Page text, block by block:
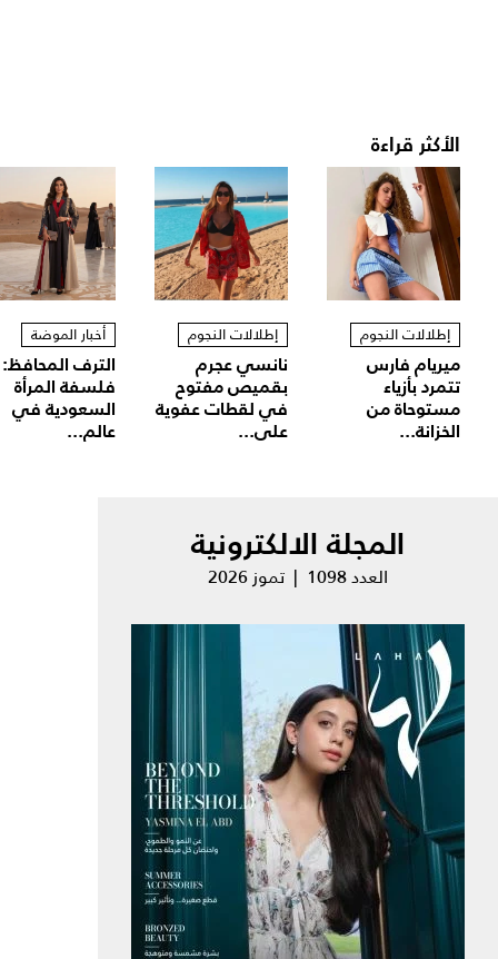
الأكثر قراءة
إطلالات النجوم
ميريام فارس
تتمرد بأزياء
مستوحاة من
الخزانة...
إطلالات النجوم
نانسي عجرم
بقميص مفتوح
في لقطات عفوية
على...
أخبار الموضة
الترف المحافظ:
فلسفة المرأة
السعودية في
عالم...
المجلة الالكترونية
العدد 1098 | تموز 2026